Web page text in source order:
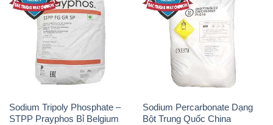
Sodium Tripoly Phosphate –
STPP Prayphos Bỉ Belgium
Sodium Percarbonate Dạng
Bột Trung Quốc China